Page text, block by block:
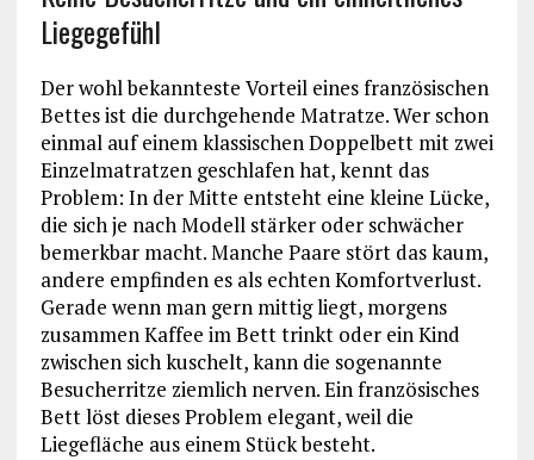
Liegegefühl
Der wohl bekannteste Vorteil eines französischen
Bettes ist die durchgehende Matratze. Wer schon
einmal auf einem klassischen Doppelbett mit zwei
Einzelmatratzen geschlafen hat, kennt das
Problem: In der Mitte entsteht eine kleine Lücke,
die sich je nach Modell stärker oder schwächer
bemerkbar macht. Manche Paare stört das kaum,
andere empfinden es als echten Komfortverlust.
Gerade wenn man gern mittig liegt, morgens
zusammen Kaffee im Bett trinkt oder ein Kind
zwischen sich kuschelt, kann die sogenannte
Besucherritze ziemlich nerven. Ein französisches
Bett löst dieses Problem elegant, weil die
Liegefläche aus einem Stück besteht.